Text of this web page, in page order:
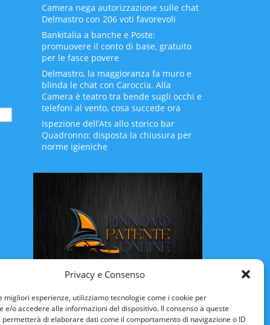
Privacy e Consenso
migliori esperienze, utilizziamo tecnologie come i cookie per
e/o accedere alle informazioni del dispositivo. Il consenso a queste
permetterà di elaborare dati come il comportamento di navigazione o ID
Camera nega autorizzazione sulle chat
Delmastro con 206 voti favorevoli
Bankitalia a banche e Poste:
promuovere il conto di base, gratuito
per le fasce povere
Delmastro, la maggioranza fa muro e
blinda le chat con Caroccia. Alla
Camera è teatro tra bende sugli occhi e
telefoni al vento, cosa succede ora
Ispezione dell’Ats allo storico bar
Quadronno: disposta la chiusura per
norme igieniche
Rinnovo Patente Online